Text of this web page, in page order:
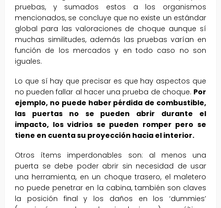
pruebas, y sumados estos a los organismos
mencionados, se concluye que no existe un estándar
global para las valoraciones de choque aunque sí
muchas similitudes, además las pruebas varían en
función de los mercados y en todo caso no son
iguales.
Lo que sí hay que precisar es que hay aspectos que
no pueden fallar al hacer una prueba de choque. Por
ejemplo, no puede haber pérdida de combustible,
las puertas no se pueden abrir durante el
impacto, los vidrios se pueden romper pero se
tiene en cuenta su proyección hacia el interior.
Otros ítems imperdonables son: al menos una
puerta se debe poder abrir sin necesidad de usar
una herramienta, en un choque trasero, el maletero
no puede penetrar en la cabina, también son claves
la posición final y los daños en los ‘dummies’